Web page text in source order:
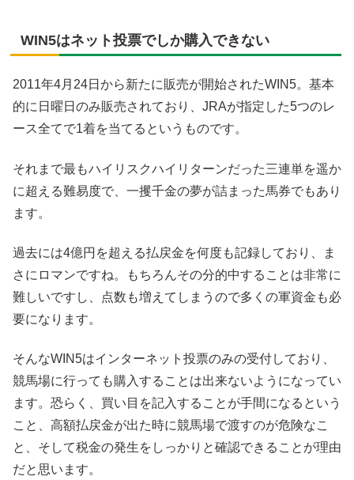
WIN5はネット投票でしか購入できない
2011年4月24日から新たに販売が開始されたWIN5。基本
的に日曜日のみ販売されており、JRAが指定した5つのレ
ース全てで1着を当てるというものです。
それまで最もハイリスクハイリターンだった三連単を遥か
に超える難易度で、一攫千金の夢が詰まった馬券でもあり
ます。
過去には4億円を超える払戻金を何度も記録しており、ま
さにロマンですね。もちろんその分的中することは非常に
難しいですし、点数も増えてしまうので多くの軍資金も必
要になります。
そんなWIN5はインターネット投票のみの受付しており、
競馬場に行っても購入することは出来ないようになってい
ます。恐らく、買い目を記入することが手間になるという
こと、高額払戻金が出た時に競馬場で渡すのが危険なこ
と、そして税金の発生をしっかりと確認できることが理由
だと思います。